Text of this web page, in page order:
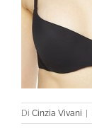
Di Cinzia Vivani